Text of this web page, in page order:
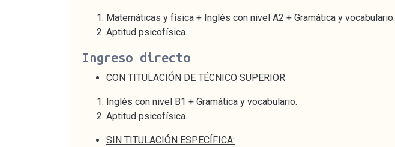
Matemáticas y física + Inglés con nivel A2 + Gramática y vocabulario.
Aptitud psicofísica.
Ingreso directo
CON TITULACIÓN DE TÉCNICO SUPERIOR
Inglés con nivel B1 + Gramática y vocabulario.
Aptitud psicofísica.
SIN TITULACIÓN ESPECÍFICA: